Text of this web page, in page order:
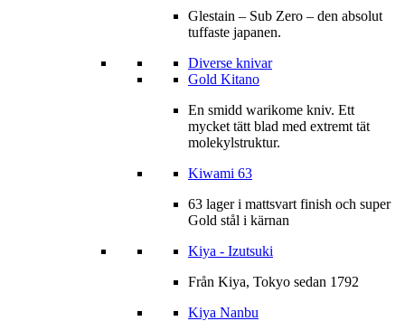
Glestain – Sub Zero – den absolut
tuffaste japanen.
Diverse knivar
Gold Kitano
En smidd warikome kniv. Ett
mycket tätt blad med extremt tät
molekylstruktur.
Kiwami 63
63 lager i mattsvart finish och super
Gold stål i kärnan
Kiya - Izutsuki
Från Kiya, Tokyo sedan 1792
Kiya Nanbu